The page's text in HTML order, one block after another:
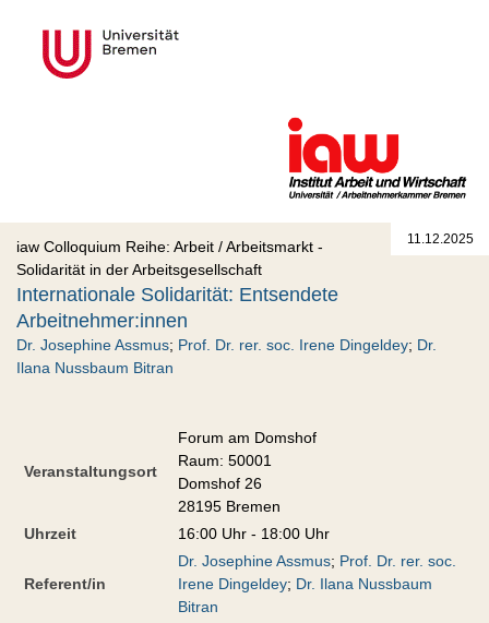
11.12.2025
iaw Colloquium Reihe: Arbeit / Arbeitsmarkt -
Solidarität in der Arbeitsgesellschaft
Internationale Solidarität: Entsendete
Arbeitnehmer:innen
Dr. Josephine Assmus; Prof. Dr. rer. soc. Irene Dingeldey; Dr.
Ilana Nussbaum Bitran
Veranstaltungsort
Forum am Domshof
Raum: 50001
Domshof 26
28195 Bremen
Uhrzeit
16:00 Uhr - 18:00 Uhr
Referent/in
Dr. Josephine Assmus; Prof. Dr. rer. soc.
Irene Dingeldey; Dr. Ilana Nussbaum
Bitran